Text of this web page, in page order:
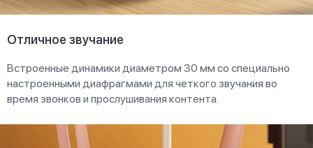
Отличное звучание
Встроенные динамики диаметром 30 мм со специально
настроенными диафрагмами для четкого звучания во
время звонков и прослушивания контента.